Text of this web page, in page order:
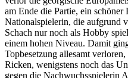
am Ende die Partie, ein
Nationalspielerin, die aufgrund
Schach nur noch als Hobby
einem hohen Niveau. Damit
Topbesetzung allesamt
Ricken, wenigstens noch das
gegen die Nachwuchsspielerin